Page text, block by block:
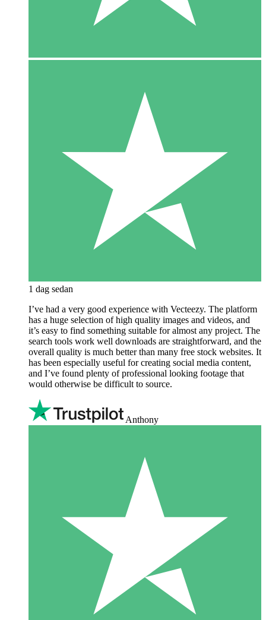
1 dag sedan
I’ve had a very good experience with Vecteezy. The platform
has a huge selection of high quality images and videos, and
it’s easy to find something suitable for almost any project. The
search tools work well downloads are straightforward, and the
overall quality is much better than many free stock websites. It
has been especially useful for creating social media content,
and I’ve found plenty of professional looking footage that
would otherwise be difficult to source.
Anthony